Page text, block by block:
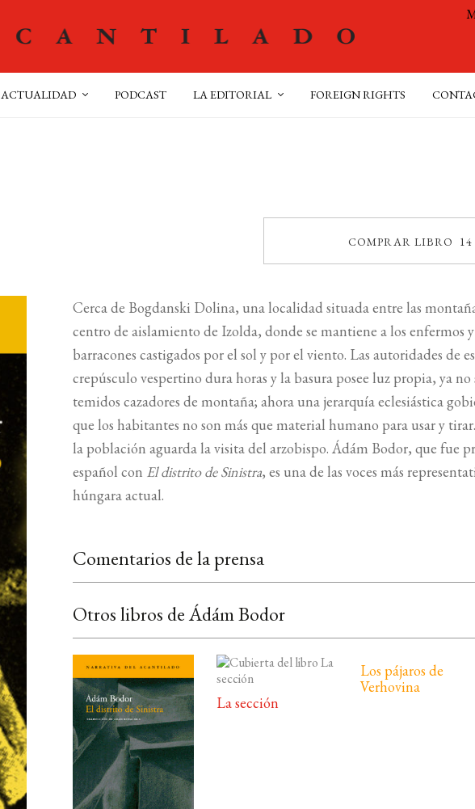
ACTUALIDAD PODCAST LA EDITORIAL FOREIGN RIGHTS
COMPRAR LIBRO
Cerca de Bogdanski Dolina, una localidad situada entre las
centro de aislamiento de Izolda, donde se mantiene a los enfermos
barracones castigados por el sol y por el viento. Las autoridades de
crepúsculo vespertino dura horas y la basura posee luz propia, ya
temidos cazadores de montaña; ahora una jerarquía eclesiástica
que los habitantes no son más que material humano para usar y
la población aguarda la visita del arzobispo. Ádám Bodor, que fue
español con El distrito de Sinistra, es una de las voces más
húngara actual.
Comentarios de la prensa
Otros libros de Ádám Bodor
La sección
Los pájaros de
Verhovina